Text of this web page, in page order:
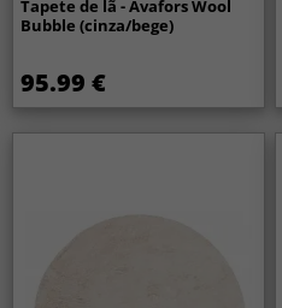
Tapete de lã - Avafors Wool
Bubble (cinza/bege)
95.99 €